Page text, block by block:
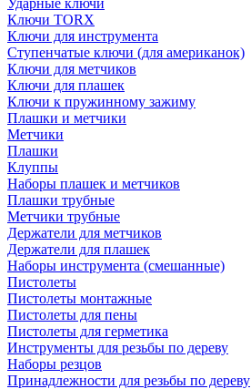
Ударные ключи
Ключи TORX
Ключи для инструмента
Ступенчатые ключи (для американок)
Ключи для метчиков
Ключи для плашек
Ключи к пружинному зажиму
Плашки и метчики
Метчики
Плашки
Клуппы
Наборы плашек и метчиков
Плашки трубные
Метчики трубные
Держатели для метчиков
Держатели для плашек
Наборы инструмента (смешанные)
Пистолеты
Пистолеты монтажные
Пистолеты для пены
Пистолеты для герметика
Инструменты для резьбы по дереву
Наборы резцов
Принадлежности для резьбы по дереву